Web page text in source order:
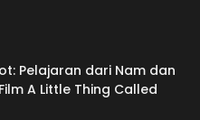
Pelajaran dari Nam dan
A Little Thing Called